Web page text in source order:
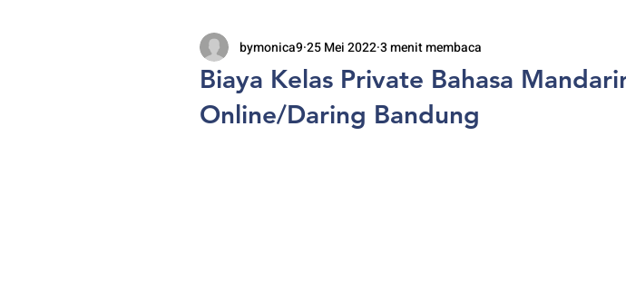
Biaya Kelas Private Bahasa
Online/Daring Bandung
bymonica9 25 Mei 20223 menit membaca